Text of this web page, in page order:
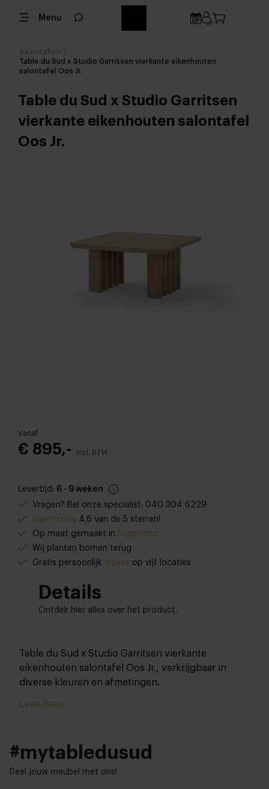
Menu
Table du Sud x Studio Garritsen vierkante eikenhouten
salontafel Oos Jr.
Table du Sud x Studio Garritsen
vierkante eikenhouten salontafel
Oos Jr.
Vanaf
€ 895,- Incl. BTW
Levertijd: 6 - 9 weken
Vragen? Bel onze specialist: 040 304 6229
Klantscore: 4,6 van de 5 sterren!
Op maat gemaakt in Nederland
Wij planten bomen terug
Gratis persoonlijk advies op vijf locaties
Details
Ontdek hier alles over het product.
Table du Sud x Studio Garritsen vierkante
eikenhouten salontafel Oos Jr., verkrijgbaar in
diverse kleuren en afmetingen.
Lees meer
#mytabledusud
Deel jouw meubel met ons!